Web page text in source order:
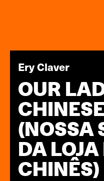
Ery Claver
OUR
(NOSSA
DA LOJA
CHINÊS)